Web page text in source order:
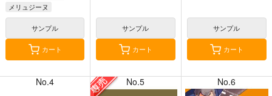
7月30日掲載 7月30日掲載
メリュジーヌ
サンプル
カート
サンプル
カート
サンプル
カート
No.4 No.5 No.6